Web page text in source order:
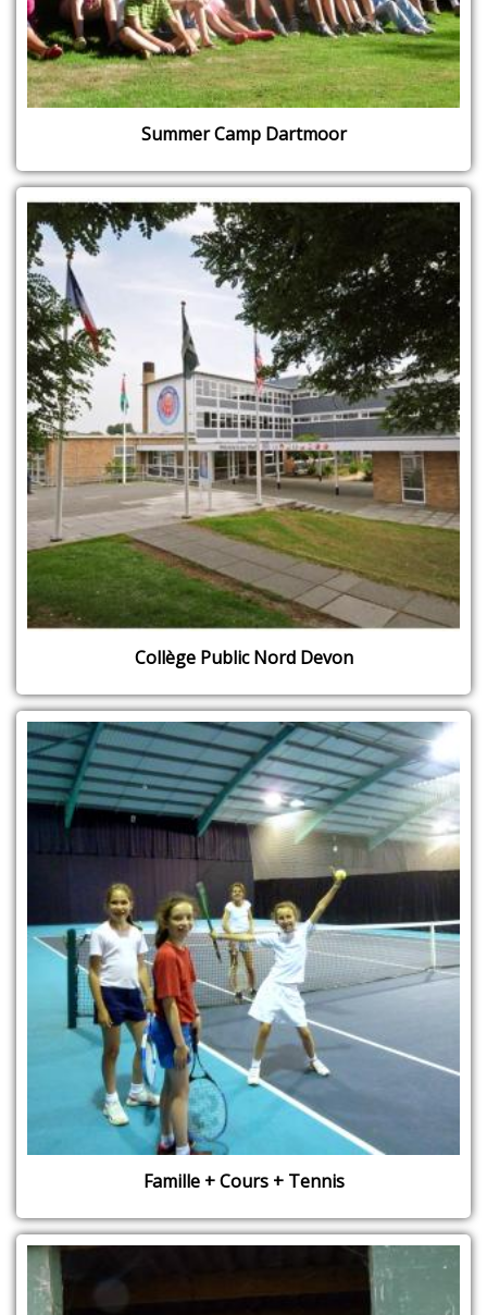
Summer Camp Dartmoor
Collège Public Nord Devon
Famille + Cours + Tennis